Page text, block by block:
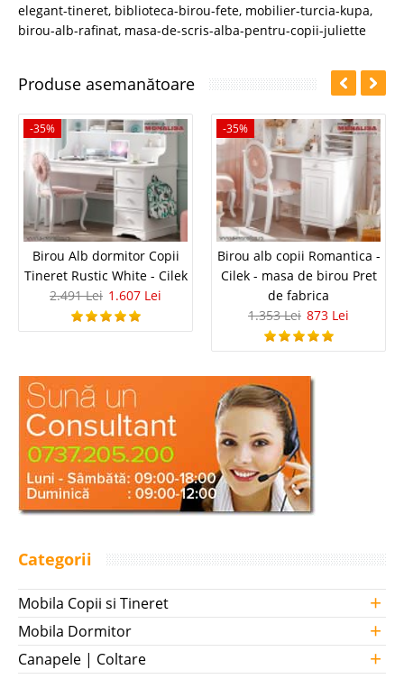
elegant-tineret, biblioteca-birou-fete, mobilier-turcia-kupa,
birou-alb-rafinat, masa-de-scris-alba-pentru-copii-juliette
Produse asemanătoare
-35%
Birou Alb dormitor Copii
Tineret Rustic White - Cilek
2.491 Lei 1.607 Lei
-35%
Birou alb copii Romantica -
Cilek - masa de birou Pret
de fabrica
1.353 Lei 873 Lei
Categorii
Mobila Copii si Tineret +
Mobila Dormitor +
Canapele | Coltare +